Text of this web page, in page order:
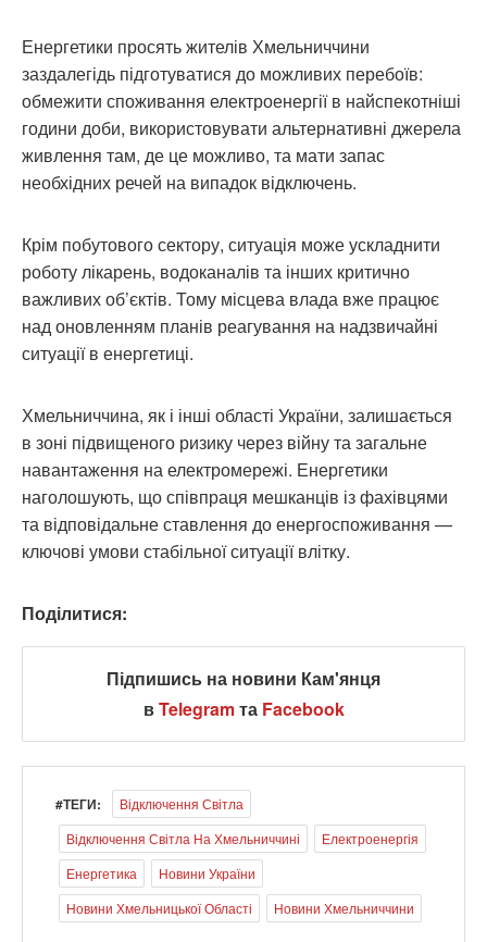
Енергетики просять жителів Хмельниччини
заздалегідь підготуватися до можливих перебоїв:
обмежити споживання електроенергії в найспекотніші
години доби, використовувати альтернативні джерела
живлення там, де це можливо, та мати запас
необхідних речей на випадок відключень.
Крім побутового сектору, ситуація може ускладнити
роботу лікарень, водоканалів та інших критично
важливих об’єктів. Тому місцева влада вже працює
над оновленням планів реагування на надзвичайні
ситуації в енергетиці.
Хмельниччина, як і інші області України, залишається
в зоні підвищеного ризику через війну та загальне
навантаження на електромережі. Енергетики
наголошують, що співпраця мешканців із фахівцями
та відповідальне ставлення до енергоспоживання —
ключові умови стабільної ситуації влітку.
Поділитися:
Підпишись на новини Кам'янця
вTelegramта Facebook
#ТЕГИ:
Відключення Світла
Відключення Світла На Хмельниччині
Електроенергія
Енергетика
Новини України
Новини Хмельницької Області
Новини Хмельниччини